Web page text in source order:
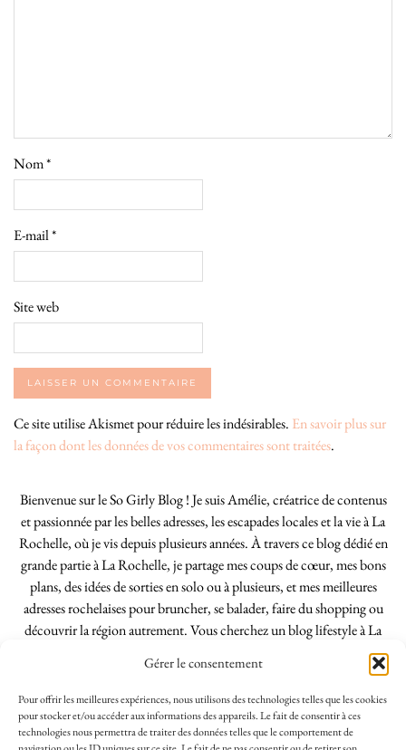
Gérer le consentement
Pour offrir les meilleures expériences, nous utilisons des technologies telles que les cookies
pour stocker et/ou accéder aux informations des appareils. Le fait de consentir à ces
technologies nous permettra de traiter des données telles que le comportement de
Nom*
E-mail*
Site web
Ce site utilise Akismet pour réduire les indésirables. En savoir plus sur
la façon dont les données de vos commentaires sont traitées.
Bienvenue sur le So Girly Blog ! Je suis Amélie, créatrice de contenus
et passionnée par les belles adresses, les escapades locales et la vie à La
Rochelle, où je vis depuis plusieurs années. À travers ce blog dédié en
grande partie à La Rochelle, je partage mes coups de cœur, mes bons
plans, des idées de sorties en solo ou à plusieurs, et mes meilleures
adresses rochelaises pour bruncher, se balader, faire du shopping ou
découvrir la région autrement. Vous cherchez un blog lifestyle à La
Rochelle, tenu par une locale ? Vous êtes au bon endroit. Que vous
soyez Rochelais·e ou de passage dans notre belle ville, j’espère que mes
articles vous aideront à profiter de La Rochelle comme un·e vrai·e
initié·e. !